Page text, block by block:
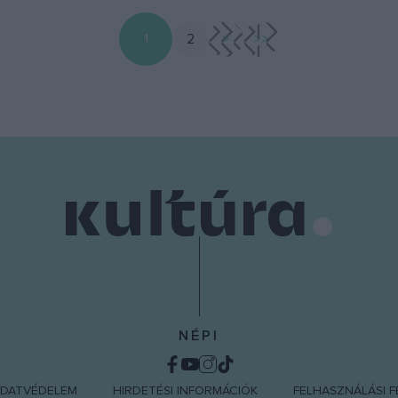
1 2 > >>
NÉPI
HIRDETÉSI INFORMÁCIÓK FELHASZNÁLÁSI